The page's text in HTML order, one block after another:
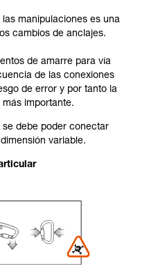
requiere una formación
específico. Confirme a
solo y con total
ejecutarlas de forma
técnicas relacionadas con
existir otras que no
las manipulaciones es una
cambios de anclajes.
de amarre para vía
de las conexiones
de error y por tanto la
importante.
se debe poder conectar
variable.